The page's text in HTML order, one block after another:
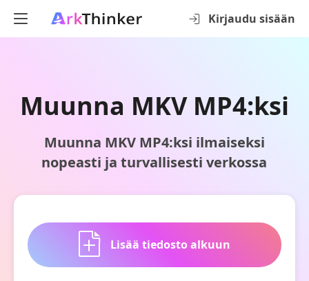
Kirjaudu sisään
Muunna MKV MP4:ksi
Muunna MKV MP4:ksi ilmaiseksi
nopeasti ja turvallisesti verkossa
Lisää tiedosto alkuun